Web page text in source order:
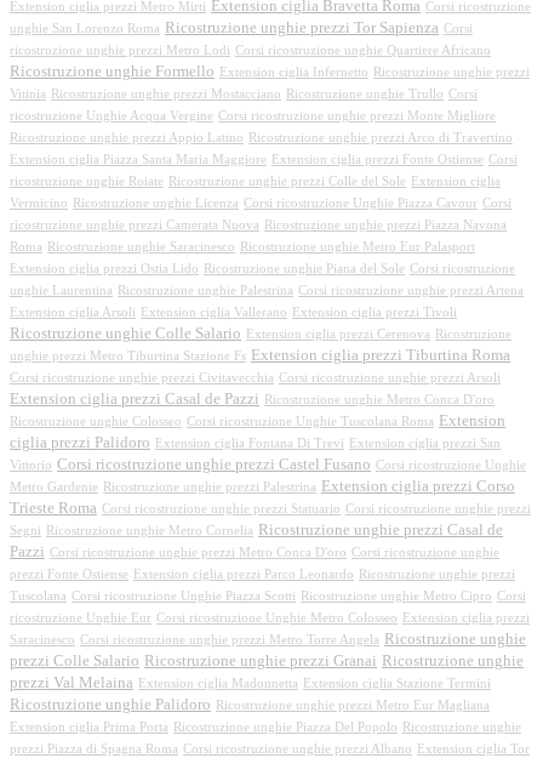
Extension ciglia prezzi Metro Mirti Extension ciglia Bravetta Roma Corsi ricostruzione
unghie San Lorenzo Roma Ricostruzione unghie prezzi Tor Sapienza Corsi
ricostruzione unghie prezzi Metro Lodi Corsi ricostruzione unghie Quartiere Africano
Ricostruzione unghie Formello Extension ciglia Infernetto
Ricostruzione unghie prezzi
Vitinia
Ricostruzione unghie prezzi Mostacciano Ricostruzione unghie Trullo Corsi
ricostruzione Unghie Acqua Vergine Corsi ricostruzione unghie prezzi Monte Migliore
Ricostruzione unghie prezzi Appio Latino
Ricostruzione unghie prezzi Arco di Travertino
Extension ciglia Piazza Santa Maria Maggiore
Extension ciglia prezzi Fonte Ostiense Corsi
ricostruzione unghie Roiate
Ricostruzione unghie prezzi Colle del Sole
Extension ciglia
Vermicino
Ricostruzione unghie Licenza Corsi ricostruzione Unghie Piazza Cavour Corsi
ricostruzione unghie prezzi Camerata Nuova
Ricostruzione unghie prezzi Piazza Navona
Roma
Ricostruzione unghie Saracinesco
Ricostruzione unghie Metro Eur Palasport
Extension ciglia prezzi Ostia Lido
Ricostruzione unghie Piana del Sole Corsi ricostruzione
unghie Laurentina
Ricostruzione unghie Palestrina Corsi ricostruzione unghie prezzi Artena
Extension ciglia Arsoli
Extension ciglia Vallerano Extension ciglia prezzi Tivoli
Ricostruzione unghie Colle Salario Extension ciglia prezzi Cerenova
Ricostruzione
unghie prezzi Metro Tiburtina Stazione Fs Extension ciglia prezzi Tiburtina Roma
Corsi ricostruzione unghie prezzi Civitavecchia Corsi ricostruzione unghie prezzi Arsoli
Extension ciglia prezzi Casal de Pazzi
Ricostruzione unghie Metro Conca D'oro
Ricostruzione unghie Colosseo Corsi ricostruzione Unghie Tuscolana Roma Extension
ciglia prezzi Palidoro
Extension ciglia Fontana Di Trevi
Extension ciglia prezzi San
Vittorio Corsi ricostruzione unghie prezzi Castel Fusano Corsi ricostruzione Unghie
Metro Gardenie
Ricostruzione unghie prezzi Palestrina Extension ciglia prezzi Corso
Trieste Roma Corsi ricostruzione unghie prezzi Statuario Corsi ricostruzione unghie prezzi
Segni
Ricostruzione unghie Metro Cornelia Ricostruzione unghie prezzi Casal de
Pazzi Corsi ricostruzione unghie prezzi Metro Conca D'oro Corsi ricostruzione unghie
prezzi Fonte Ostiense
Extension ciglia prezzi Parco Leonardo
Ricostruzione unghie prezzi
Tuscolana Corsi ricostruzione Unghie Piazza Scotti Ricostruzione unghie Metro Cipro Corsi
ricostruzione Unghie Eur Corsi ricostruzione Unghie Metro Colosseo
Extension ciglia prezzi
Saracinesco Corsi ricostruzione unghie prezzi Metro Torre Angela Ricostruzione unghie
prezzi Colle Salario Ricostruzione unghie prezzi Granai Ricostruzione unghie
prezzi Val Melaina
Extension ciglia Madonnetta Extension ciglia Stazione Termini
Ricostruzione unghie Palidoro
Ricostruzione unghie prezzi Metro Eur Magliana
Extension ciglia Prima Porta
Ricostruzione unghie Piazza Del Popolo
Ricostruzione unghie
prezzi Piazza di Spagna Roma Corsi ricostruzione unghie prezzi Albano
Extension ciglia Tor